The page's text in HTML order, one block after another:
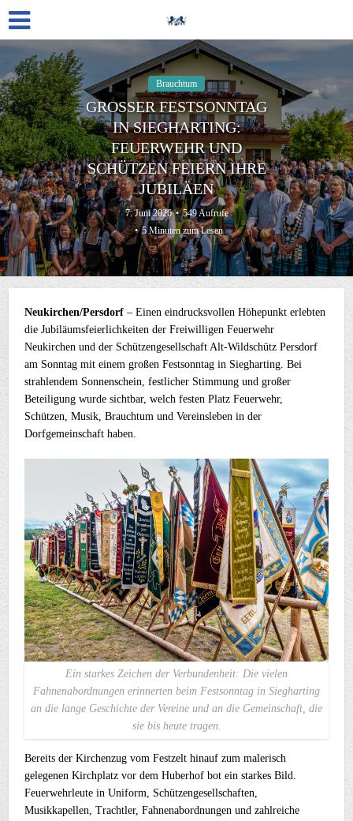
Brauchtum
GROSSER FESTSONNTAG I
N SIEGHARTING: F
EUERWEHR UND S
CHÜTZEN FEIERN IHRE J
UBILÄEN
7. Juni 2026
549 Aufrufe
5 Minuten zum Lesen
Neukirchen/Persdorf – Einen eindrucksvollen Höhepunkt erlebten
die Jubiläumsfeierlichkeiten der Freiwilligen Feuerwehr
Neukirchen und der Schützengesellschaft Alt-Wildschütz Persdorf
am Sonntag mit einem großen Festsonntag in Siegharting. Bei
strahlendem Sonnenschein, festlicher Stimmung und großer
Beteiligung wurde sichtbar, welch festen Platz Feuerwehr,
Schützen, Musik, Brauchtum und Vereinsleben in der
Dorfgemeinschaft haben.
Ein starkes Zeichen der Verbundenheit: Die vielen
Fahnenabordnungen erinnerten beim Festsonntag in Siegharting
an die lange Geschichte der Vereine und an die Gemeinschaft, die
sie bis heute tragen.
Bereits der Kirchenzug vom Festzelt hinauf zum malerisch
gelegenen Kirchplatz vor dem Huberhof bot ein starkes Bild.
Feuerwehrleute in Uniform, Schützengesellschaften,
Musikkapellen, Trachtler, Fahnenabordnungen und zahlreiche